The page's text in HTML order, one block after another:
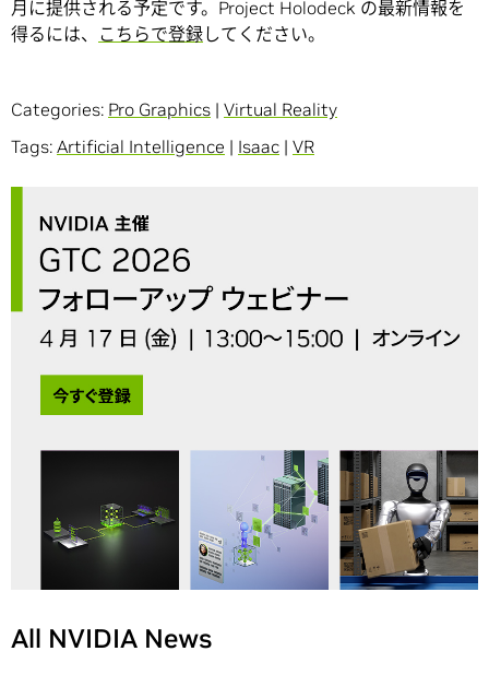
月に提供される予定です。Project Holodeck の最新情報を
得るには、 こちらで登録してください。
Categories: Pro Graphics | Virtual Reality
Tags: Artificial Intelligence | Isaac | VR
All NVIDIA News